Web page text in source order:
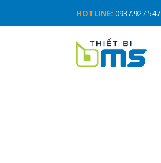
HOTLINE: 0937.927.547